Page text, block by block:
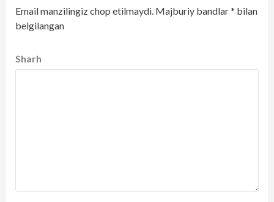
Email manzilingiz chop etilmaydi. Majburiy bandlar* bilan
belgilangan
Sharh